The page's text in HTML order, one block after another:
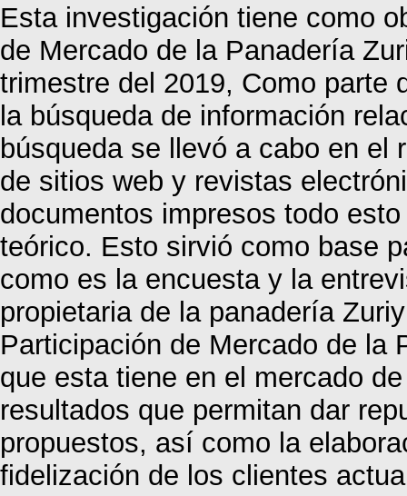
Esta investigación tiene como
de Mercado de la Panadería
trimestre del 2019, Como parte
la búsqueda de información
búsqueda se llevó a cabo en el
de sitios web y revistas
documentos impresos todo
teórico. Esto sirvió como base
como es la encuesta y la
propietaria de la panadería
Participación de Mercado de la
que esta tiene en el mercado
resultados que permitan dar
propuestos, así como la
fidelización de los clientes